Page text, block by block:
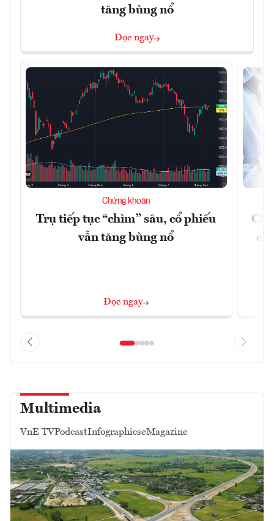
tăng bùng nổ
Đọc ngay
Chứng khoán
Trụ tiếp tục “chìm” sâu, cổ phiếu
vẫn tăng bùng nổ
Đọc ngay
Multimedia
VnE TVPodcastInfographicseMagazine